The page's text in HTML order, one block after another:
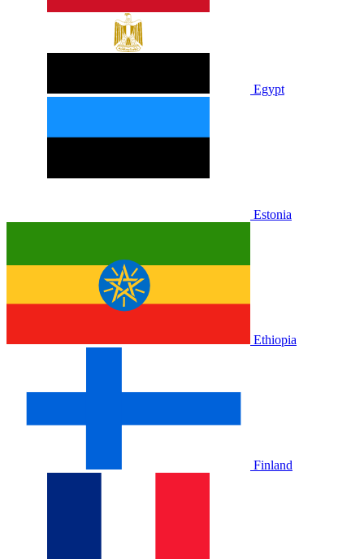
Egypt
Estonia
Ethiopia
Finland